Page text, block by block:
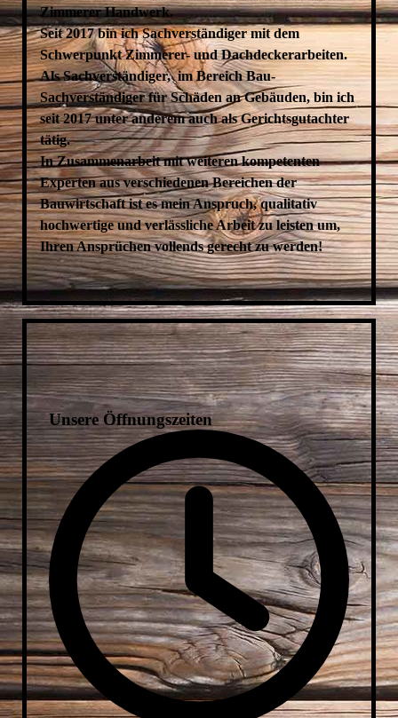
Zimmerer Handwerk.
Seit 2017 bin ich Sachverständiger mit dem
Schwerpunkt Zimmerer- und Dachdeckerarbeiten.
Als Sachverständiger, im Bereich Bau-
Sachverständiger für Schäden an Gebäuden, bin ich
seit 2017 unter anderem auch als Gerichtsgutachter
tätig.
In Zusammenarbeit mit weiteren kompetenten
Experten aus verschiedenen Bereichen der
Bauwirtschaft ist es mein Anspruch, qualitativ
hochwertige und verlässliche Arbeit zu leisten um,
Ihren Ansprüchen vollends gerecht zu werden!
Unsere Öffnungszeiten